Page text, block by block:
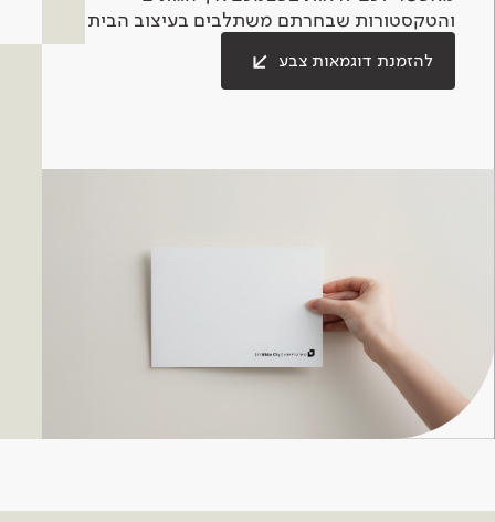
והטקסטורות שבחרתם משתלבים בעיצוב הבית.
להזמנת דוגמאות צבע